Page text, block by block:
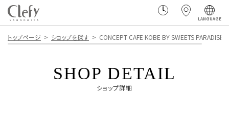
LANGUAGE
トップページ ショップを探す CONCEPT CAFE KOBE BY SWEETS PARADISE
SHOP DETAIL
ショップ詳細